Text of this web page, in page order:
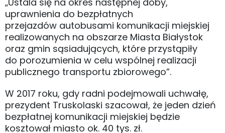
uprawnienia do bezpłatnych
przejazdów autobusami komunikacji miejskiej
realizowanych na obszarze Miasta Białystok
oraz gmin sąsiadujących, które przystąpiły
do porozumienia w celu wspólnej realizacji
publicznego transportu zbiorowego”.
W 2017 roku, gdy radni podejmowali uchwałę,
prezydent Truskolaski szacował, że jeden dzień
bezpłatnej komunikacji miejskiej będzie
kosztował miasto ok. 40 tys. zł.